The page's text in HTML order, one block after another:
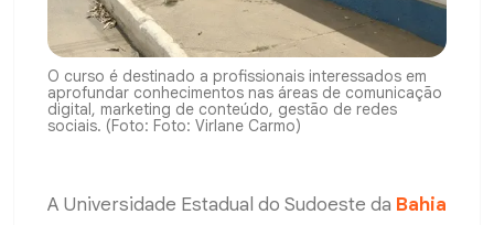
O curso é destinado a profissionais interessados em
aprofundar conhecimentos nas áreas de comunicação
digital, marketing de conteúdo, gestão de redes
sociais. (Foto: Foto: Virlane Carmo)
A Universidade Estadual do Sudoeste da Bahia